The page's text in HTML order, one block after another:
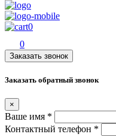
0
0
Заказать звонок
Заказать обратный звонок
×
Ваше имя *
Контактный телефон *